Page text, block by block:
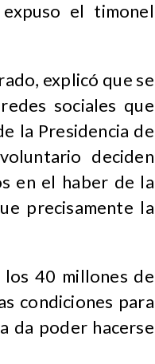
expuso el timonel
explicó que se
sociales que
la Presidencia de
deciden
en el haber de la
precisamente la
los 40 millones de
condiciones para
da poder hacerse